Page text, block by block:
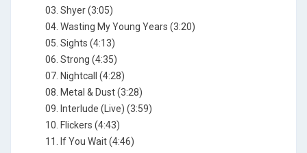
03. Shyer (3:05)
04. Wasting My Young Years (3:20)
05. Sights (4:13)
06. Strong (4:35)
07. Nightcall (4:28)
08. Metal & Dust (3:28)
09. Interlude (Live) (3:59)
10. Flickers (4:43)
11. If You Wait (4:46)